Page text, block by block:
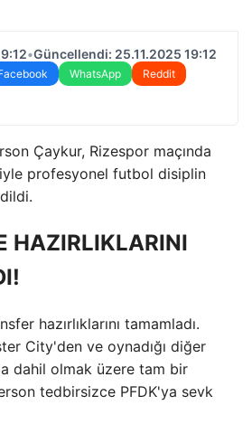
•Güncellendi: 25.11.2025 19:12
WhatsApp
Reddit
Çaykur, Rizespor maçında
profesyonel futbol disiplin
HAZIRLIKLARINI
hazırlıklarını tamamladı.
City'den ve oynadığı diğer
dahil olmak üzere tam bir
tedbirsizce PFDK'ya sevk